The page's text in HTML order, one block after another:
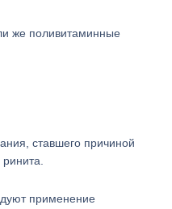
же поливитаминные
ставшего причиной
применение